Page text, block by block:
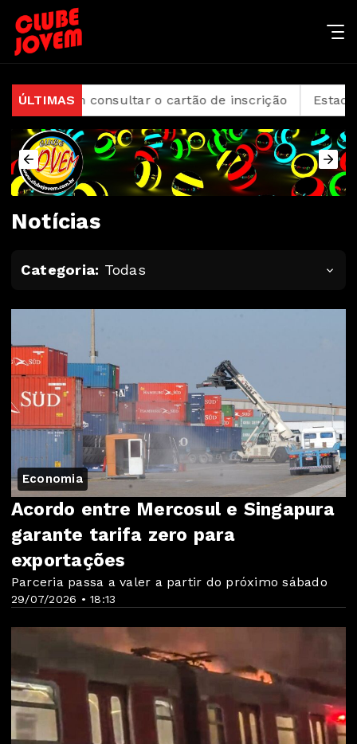
ÚLTIMASo cartão de inscrição Estado de São
Notícias
Categoria: Todas
Economia
29/07/2026 • 18:13
Acordo entre Mercosul e Singapura
garante tarifa zero para
exportações
Parceria passa a valer a partir do próximo sábado